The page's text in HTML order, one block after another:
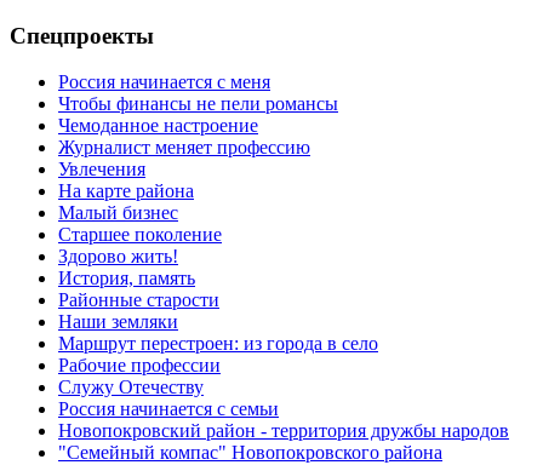
Спецпроекты
Россия начинается с меня
Чтобы финансы не пели романсы
Чемоданное настроение
Журналист меняет профессию
Увлечения
На карте района
Малый бизнес
Старшее поколение
Здорово жить!
История, память
Районные старости
Наши земляки
Маршрут перестроен: из города в село
Рабочие профессии
Служу Отечеству
Россия начинается с семьи
Новопокровский район - территория дружбы народов
"Семейный компас" Новопокровского района